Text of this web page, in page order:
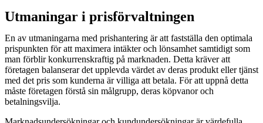
Utmaningar i prisförvaltningen
En av utmaningarna med prishantering är att fastställa den optimala
prispunkten för att maximera intäkter och lönsamhet samtidigt som
man förblir konkurrenskraftig på marknaden. Detta kräver att
företagen balanserar det upplevda värdet av deras produkt eller tjänst
med det pris som kunderna är villiga att betala. För att uppnå detta
måste företagen förstå sin målgrupp, deras köpvanor och
betalningsvilja.